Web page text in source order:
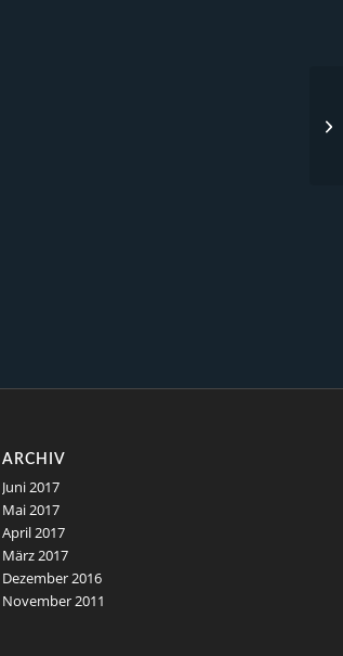
ARCHIV
Juni 2017
Mai 2017
April 2017
März 2017
Dezember 2016
November 2011